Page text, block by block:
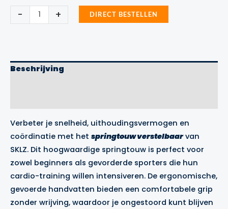
-
Springtouw
Verstelbaar + DIRECT BESTELLEN
Beschrijving
Verbeter je snelheid, uithoudingsvermogen en
coördinatie met het springtouw verstelbaarvan
SKLZ. Dit hoogwaardige springtouw is perfect voor
zowel beginners als gevorderde sporters die hun
cardio-training willen intensiveren. De ergonomische,
gevoerde handvatten bieden een comfortabele grip
zonder wrijving, waardoor je ongestoord kunt blijven